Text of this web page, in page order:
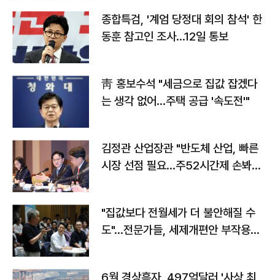
종합특검, '계엄 당정대 회의 참석' 한
동훈 참고인 조사...12일 통보
靑 홍보수석 "세금으로 집값 잡겠다
는 생각 없어…주택 공급 '속도전'"
김정관 산업장관 "반도체 산업, 빠른
시장 선점 필요…주52시간제 손봐
"집값보다 전월세가 더 불안해질 수
도"…전문가들, 세제개편안 부작용